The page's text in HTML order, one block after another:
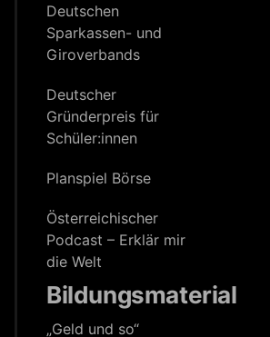
Deutschen
Sparkassen- und
Giroverbands
Deutscher
Gründerpreis für
Schüler:innen
Planspiel Börse
Österreichischer
Podcast – Erklär mir
die Welt
Bildungsmaterial
„Geld und so“